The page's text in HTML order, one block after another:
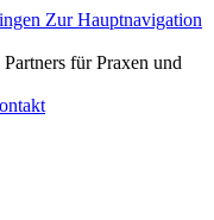
Zur Hauptnavigation
für Praxen und